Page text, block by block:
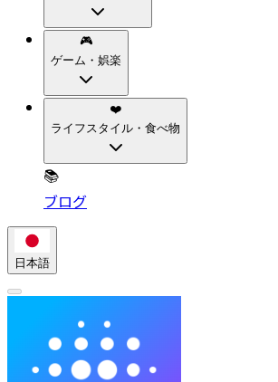
🎮
ゲーム・娯楽
❤️
ライフスタイル・食べ物
📚
ブログ
日本語